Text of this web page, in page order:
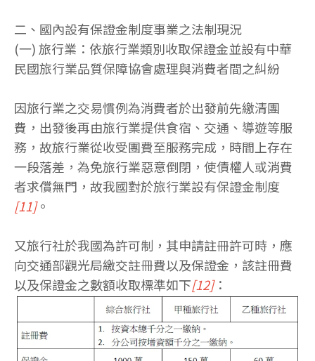
二、國內設有保證金制度事業之法制現況
(一) 旅行業：依旅行業類別收取保證金並設有中華
民國旅行業品質保障協會處理與消費者間之糾紛
因旅行業之交易慣例為消費者於出發前先繳清團
費，出發後再由旅行業提供食宿、交通、導遊等服
務，故旅行業從收受團費至服務完成，時間上存在
一段落差，為免旅行業惡意倒閉，使債權人或消費
者求償無門，故我國對於旅行業設有保證金制度
[11]。
又旅行社於我國為許可制，其申請註冊許可時，應
向交通部觀光局繳交註冊費以及保證金，該註冊費
以及保證金之數額收取標準如下[12]：